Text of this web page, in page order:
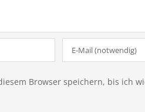
Browser speichern, bis ich